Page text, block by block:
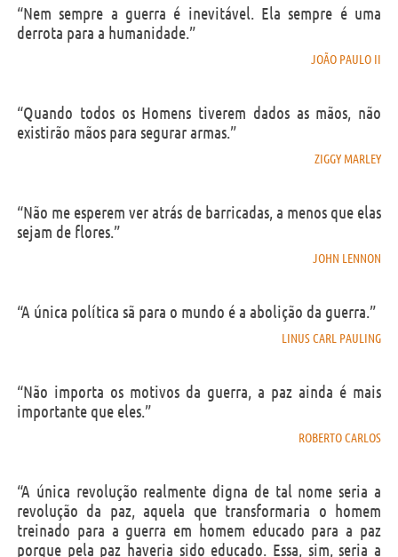
“Nem sempre a guerra é inevitável. Ela sempre é uma
derrota para a humanidade.”
JOÃO PAULO II
“Quando todos os Homens tiverem dados as mãos, não
existirão mãos para segurar armas.”
ZIGGY MARLEY
“Não me esperem ver atrás de barricadas, a menos que elas
sejam de flores.”
JOHN LENNON
“A única política sã para o mundo é a abolição da guerra.”
LINUS CARL PAULING
“Não importa os motivos da guerra, a paz ainda é mais
importante que eles.”
ROBERTO CARLOS
“A única revolução realmente digna de tal nome seria a
revolução da paz, aquela que transformaria o homem
treinado para a guerra em homem educado para a paz
porque pela paz haveria sido educado. Essa, sim, seria a